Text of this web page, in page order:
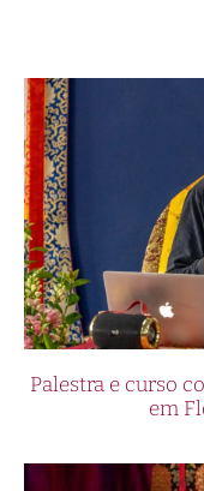
Palestra e curso
em